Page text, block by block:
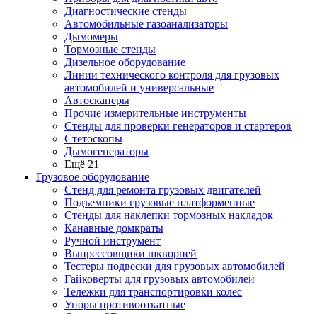
Диагностические стенды
Автомобильные газоанализаторы
Дымомеры
Тормозные стенды
Дизельное оборудование
Линии технического контроля для грузовых
автомобилей и универсальные
Автосканеры
Прочие измерительные инструменты
Стенды для проверки генераторов и стартеров
Стетоскопы
Дымогенераторы
Ещё 21
Грузовое оборудование
Стенд для ремонта грузовых двигателей
Подъемники грузовые платформенные
Стенды для наклепки тормозных накладок
Канавные домкраты
Ручной инструмент
Выпрессовщики шкворней
Тестеры подвески для грузовых автомобилей
Гайковерты для грузовых автомобилей
Тележки для транспортировки колес
Упоры противооткатные